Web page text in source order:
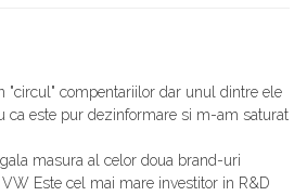
"circul" compentariilor dar unul dintre ele
ca este pur dezinformare si m-am saturat
masura al celor doua brand-uri
Este cel mai mare investitor in R&D